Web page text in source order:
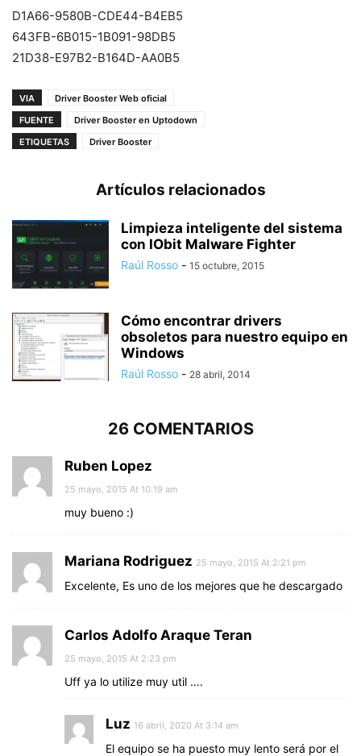
D1A66-9580B-CDE44-B4EB5
643FB-6B015-1B091-98DB5
21D38-E97B2-B164D-AA0B5
VIA
Driver Booster Web oficial
FUENTE
Driver Booster en Uptodown
ETIQUETAS
Driver Booster
Artículos relacionados
Limpieza inteligente del sistema
con IObit Malware Fighter
Raúl Rosso - 15 octubre, 2015
Cómo encontrar drivers
obsoletos para nuestro equipo en
Windows
Raúl Rosso - 28 abril, 2014
26 COMENTARIOS
Ruben Lopez
25 mayo, 2015 At 10:19 am
muy bueno :)
Mariana Rodriguez 25 mayo, 2015 At 2:21 pm
Excelente, Es uno de los mejores que he descargado
Carlos Adolfo Araque Teran
25 mayo, 2015 At 2:23 pm
Uff ya lo utilize muy util ….
Luz 16 abril, 2020 At 3:14 am
El equipo se ha puesto muy lento será por el